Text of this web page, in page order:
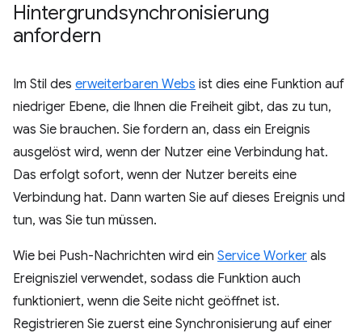
Hintergrundsynchronisierung
anfordern
Im Stil des erweiterbaren Webs ist dies eine Funktion auf
niedriger Ebene, die Ihnen die Freiheit gibt, das zu tun,
was Sie brauchen. Sie fordern an, dass ein Ereignis
ausgelöst wird, wenn der Nutzer eine Verbindung hat.
Das erfolgt sofort, wenn der Nutzer bereits eine
Verbindung hat. Dann warten Sie auf dieses Ereignis und
tun, was Sie tun müssen.
Wie bei Push-Nachrichten wird ein Service Worker als
Ereignisziel verwendet, sodass die Funktion auch
funktioniert, wenn die Seite nicht geöffnet ist.
Registrieren Sie zuerst eine Synchronisierung auf einer